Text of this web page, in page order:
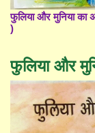
फुलिया और मुनिया का
)
फुलिया और